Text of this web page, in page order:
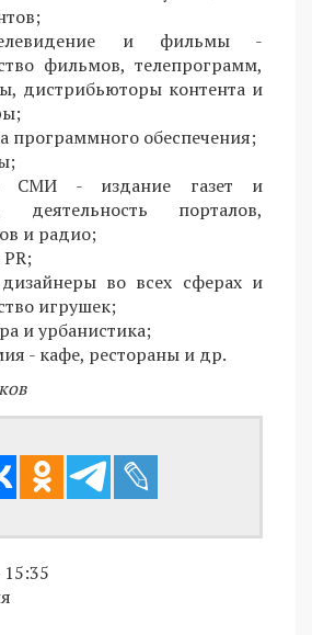
и фильмы -
фильмов, телепрограмм,
дистрибьюторы контента и
программного обеспечения;
СМИ - издание газет и
деятельность порталов,
и радио;
во всех сферах и
игрушек;
и урбанистика;
- кафе, рестораны и др.